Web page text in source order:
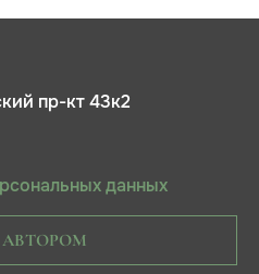
пр-кт 43к2
данных
АВТОРОМ